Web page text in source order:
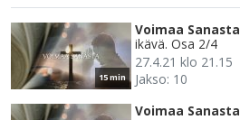
15 min
Voimaa Sanasta
ikävä. Osa 2/4
27.4.21 klo 21.15
Jakso: 10
Voimaa Sanasta